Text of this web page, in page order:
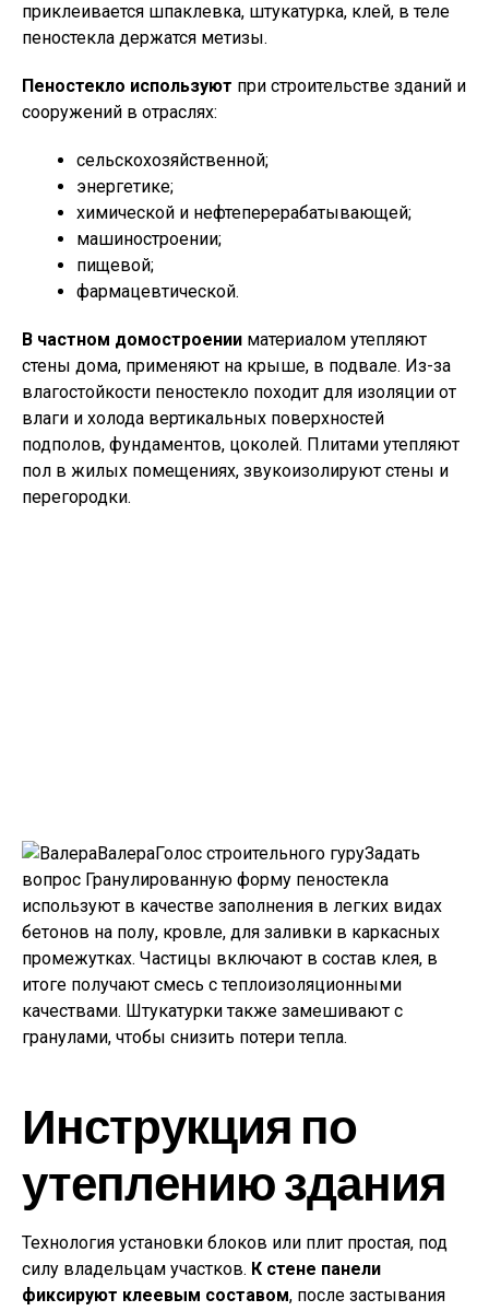
приклеивается шпаклевка, штукатурка, клей, в теле
пеностекла держатся метизы.
Пеностекло используют при строительстве зданий и
сооружений в отраслях:
сельскохозяйственной;
энергетике;
химической и нефтеперерабатывающей;
машиностроении;
пищевой;
фармацевтической.
В частном домостроении материалом утепляют
стены дома, применяют на крыше, в подвале. Из-за
влагостойкости пеностекло походит для изоляции от
влаги и холода вертикальных поверхностей
подполов, фундаментов, цоколей. Плитами утепляют
пол в жилых помещениях, звукоизолируют стены и
перегородки.
ВалераГолос строительного гуруЗадать
вопрос Гранулированную форму пеностекла
используют в качестве заполнения в легких видах
бетонов на полу, кровле, для заливки в каркасных
промежутках. Частицы включают в состав клея, в
итоге получают смесь с теплоизоляционными
качествами. Штукатурки также замешивают с
гранулами, чтобы снизить потери тепла.
Инструкция по
утеплению здания
Технология установки блоков или плит простая, под
силу владельцам участков. К стене панели
фиксируют клеевым составом, после застывания